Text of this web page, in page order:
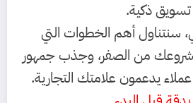
تسويق ذكية.
سنتناول أهم الخطوات التي
من الصفر، وجذب جمهور
يدعمون علامتك التجارية.